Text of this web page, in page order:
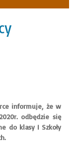
informuje, że w
odbędzie się
do klasy I Szkoły